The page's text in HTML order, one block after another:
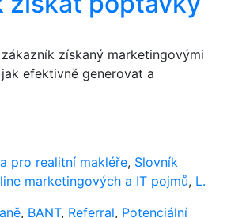
získaný marketingovými
efektivně generovat a
pro realitní makléře, Slovník
marketingových a IT pojmů, L.
, BANT, Referral, Potenciální